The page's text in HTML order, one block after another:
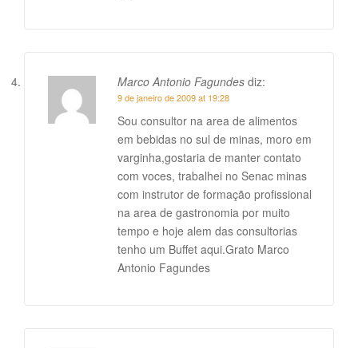
Marco Antonio Fagundes diz:
9 de janeiro de 2009 at 19:28
Sou consultor na area de alimentos
em bebidas no sul de minas, moro em
varginha,gostaria de manter contato
com voces, trabalhei no Senac minas
com instrutor de formação profissional
na area de gastronomia por muito
tempo e hoje alem das consultorias
tenho um Buffet aqui.Grato Marco
Antonio Fagundes